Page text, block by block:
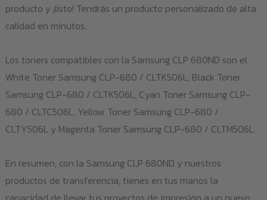
producto y ¡listo! Tendrás un producto personalizado de alta
calidad en minutos.
Los toners compatibles con la Samsung CLP 680ND son el
White Toner Samsung CLP-680 / CLTK506L, Black Toner
Samsung CLP-680 / CLTK506L, Cyan Toner Samsung CLP-
680 / CLTC506L, Yellow Toner Samsung CLP-680 /
CLTY506L y Magenta Toner Samsung CLP-680 / CLTM506L.
En resumen, con la Samsung CLP 680ND y nuestros
productos de transferencia, tienes en tus manos la